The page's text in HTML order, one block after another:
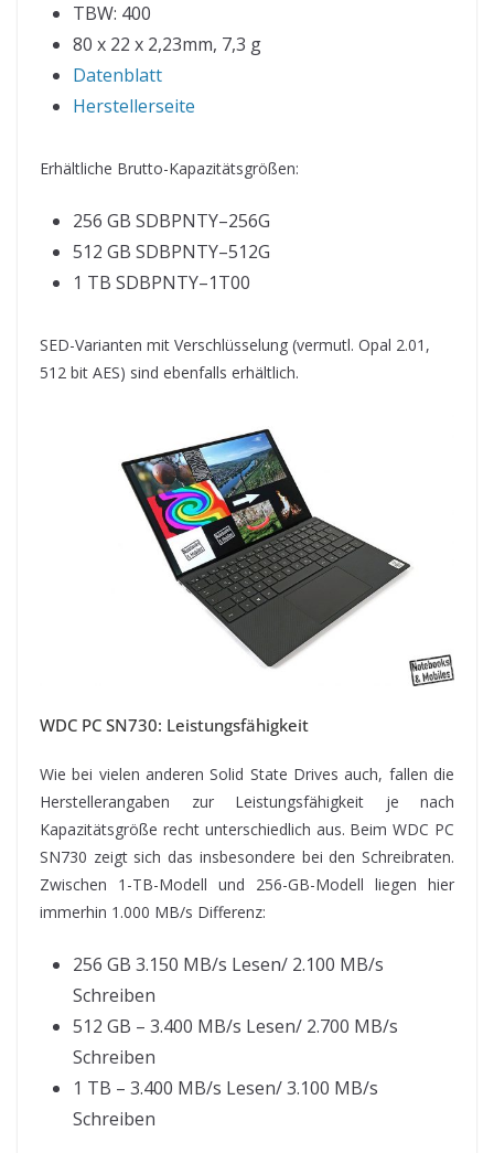
TBW: 400
80 x 22 x 2,23mm, 7,3 g
Datenblatt
Herstellerseite
Erhältliche Brutto-Kapazitätsgrößen:
256 GB SDBPNTY–256G
512 GB SDBPNTY–512G
1 TB SDBPNTY–1T00
SED-Varianten mit Verschlüsselung (vermutl. Opal 2.01,
512 bit AES) sind ebenfalls erhältlich.
WDC PC SN730: Leistungsfähigkeit
Wie bei vielen anderen Solid State Drives auch, fallen die
Herstellerangaben zur Leistungsfähigkeit je nach
Kapazitätsgröße recht unterschiedlich aus. Beim WDC PC
SN730 zeigt sich das insbesondere bei den Schreibraten.
Zwischen 1-TB-Modell und 256-GB-Modell liegen hier
immerhin 1.000 MB/s Differenz:
256 GB 3.150 MB/s Lesen/ 2.100 MB/s
Schreiben
512 GB – 3.400 MB/s Lesen/ 2.700 MB/s
Schreiben
1 TB – 3.400 MB/s Lesen/ 3.100 MB/s
Schreiben